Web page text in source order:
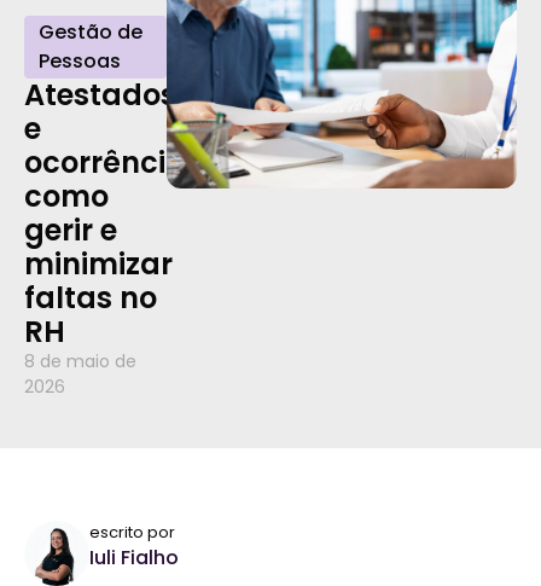
Gestão de
Pessoas
Atestados
e
ocorrências:
como
gerir e
minimizar
faltas no
RH
8 de maio de
2026
escrito por
Iuli Fialho